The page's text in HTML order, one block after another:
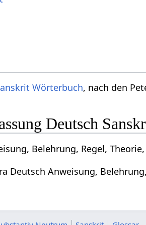
Wörterbuch, nach den
Deutsch
Belehrung, Regel,
Deutsch Anweisung,